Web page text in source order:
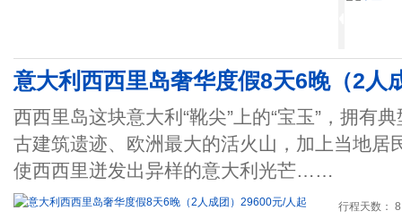
意大利西西里岛奢华度假8天6晚（2人
西西里岛这块意大利“靴尖”上的“宝玉”，拥有
古建筑遗迹、欧洲最大的活火山，加上当地居
使西西里迸发出异样的意大利光芒……
行程天数：